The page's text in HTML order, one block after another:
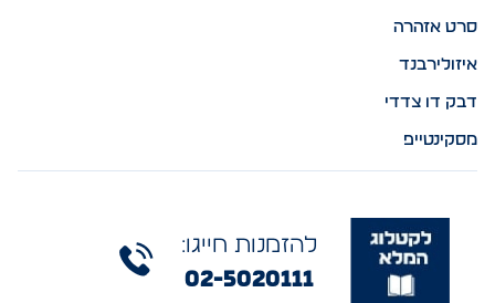
סרט אזהרה
איזולירבנד
דבק דו צדדי
מסקינטייפ
להזמנות חייגו:
02-5020111